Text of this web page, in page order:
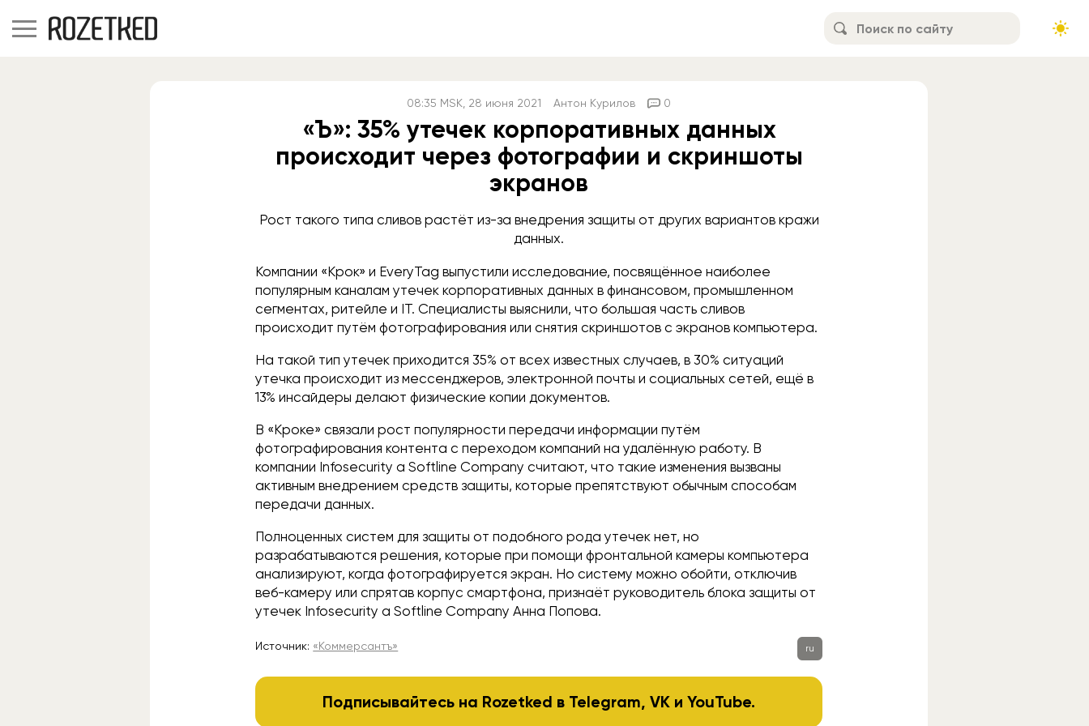
08:35 MSK , 28 июня 2021 Антон Курилов 0
«Ъ»: 35% утечек корпоративных данных
происходит через фотографии и скриншоты
экранов
Рост такого типа сливов растёт из-за внедрения защиты от других вариантов кражи
данных.
Компании «Крок» и EveryTag выпустили исследование, посвящённое наиболее
популярным каналам утечек корпоративных данных в финансовом, промышленном
сегментах, ритейле и IT. Специалисты выяснили, что большая часть сливов
происходит путём фотографирования или снятия скриншотов с экранов компьютера.
На такой тип утечек приходится 35% от всех известных случаев, в 30% ситуаций
утечка происходит из мессенджеров, электронной почты и социальных сетей, ещё в
13% инсайдеры делают физические копии документов.
В «Кроке» связали рост популярности передачи информации путём
фотографирования контента с переходом компаний на удалённую работу. В
компании Infosecurity a Softline Company считают, что такие изменения вызваны
активным внедрением средств защиты, которые препятствуют обычным способам
передачи данных.
Полноценных систем для защиты от подобного рода утечек нет, но
разрабатываются решения, которые при помощи фронтальной камеры компьютера
анализируют, когда фотографируется экран. Но систему можно обойти, отключив
веб-камеру или спрятав корпус смартфона, признаёт руководитель блока защиты от
утечек Infosecurity a Softline Company Анна Попова.
Источник: «Коммерсантъ» ru
Подписывайтесь на Rozetked в Telegram,VK иYouTube.